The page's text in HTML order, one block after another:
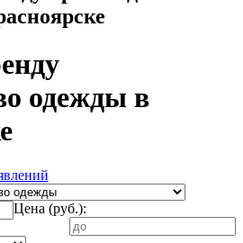
одежды в
Цена (руб.):